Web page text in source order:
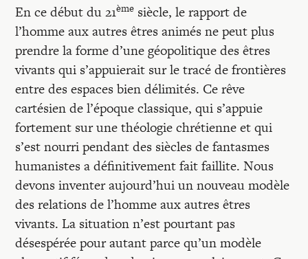
En ce début du 21ème siècle, le rapport de
l’homme aux autres êtres animés ne peut plus
prendre la forme d’une géopolitique des êtres
vivants qui s’appuierait sur le tracé de frontières
entre des espaces bien délimités. Ce rêve
cartésien de l’époque classique, qui s’appuie
fortement sur une théologie chrétienne et qui
s’est nourri pendant des siècles de fantasmes
humanistes a définitivement fait faillite. Nous
devons inventer aujourd’hui un nouveau modèle
des relations de l’homme aux autres êtres
vivants. La situation n’est pourtant pas
désespérée pour autant parce qu’un modèle